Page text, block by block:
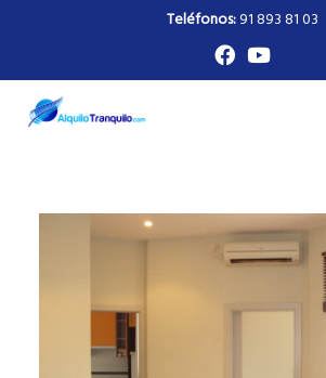
Teléfonos:91 893 81 03